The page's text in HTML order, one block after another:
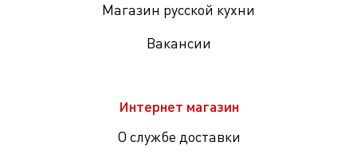
Магазин русской кухни
Вакансии
Интернет магазин
О службе доставки